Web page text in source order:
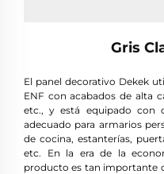
Gris
El panel decorativo Dekek
ENF con acabados de alta
etc., y está equipado con
adecuado para armarios
de cocina, estanterías,
etc. En la era de la
producto es tan importante